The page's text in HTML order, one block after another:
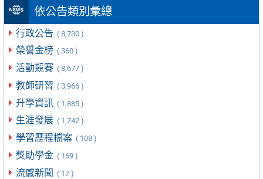
依公告類別彙總
行政公告 ( 8,730 )
榮譽金榜 ( 360 )
活動競賽 ( 8,677 )
教師研習 ( 3,966 )
升學資訊 ( 1,885 )
生涯發展 ( 1,742 )
學習歷程檔案 ( 108 )
獎助學金 ( 169 )
流感新聞 ( 17 )